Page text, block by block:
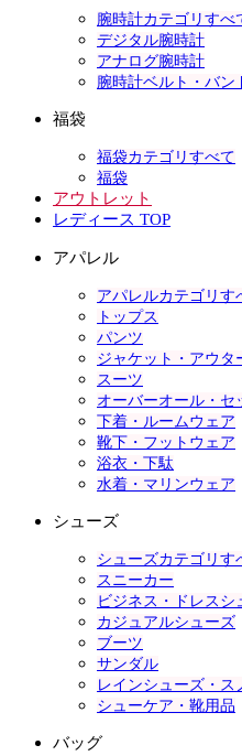
腕時計カテゴリすべ
デジタル腕時計
アナログ腕時計
腕時計ベルト・バン
福袋
福袋カテゴリすべて
福袋
アウトレット
レディース TOP
アパレル
アパレルカテゴリす
トップス
パンツ
ジャケット・アウタ
スーツ
オーバーオール・セ
下着・ルームウェア
靴下・フットウェア
浴衣・下駄
水着・マリンウェア
シューズ
シューズカテゴリす
スニーカー
ビジネス・ドレスシ
カジュアルシューズ
ブーツ
サンダル
レインシューズ・ス
シューケア・靴用品
バッグ